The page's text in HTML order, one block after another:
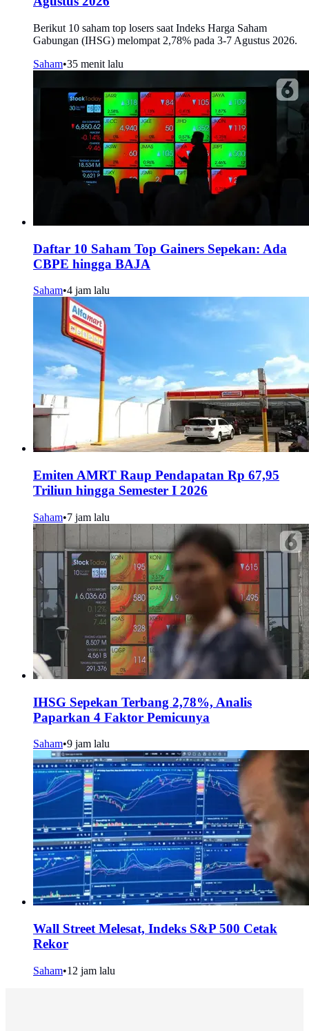
Berikut 10 saham top losers saat Indeks Harga Saham
Gabungan (IHSG) melompat 2,78% pada 3-7 Agustus 2026.
Saham•35 menit lalu
Daftar 10 Saham Top Gainers Sepekan: Ada
CBPE hingga BAJA
Saham•4 jam lalu
Emiten AMRT Raup Pendapatan Rp 67,95
Triliun hingga Semester I 2026
Saham•7 jam lalu
IHSG Sepekan Terbang 2,78%, Analis
Paparkan 4 Faktor Pemicunya
Saham•9 jam lalu
Wall Street Melesat, Indeks S&P 500 Cetak
Rekor
Saham•12 jam lalu